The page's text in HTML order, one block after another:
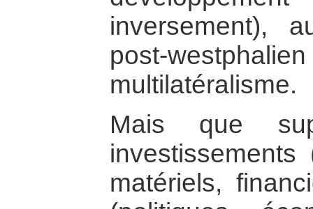
inversement),
post-
multilatéralisme.
Mais que
matériels,